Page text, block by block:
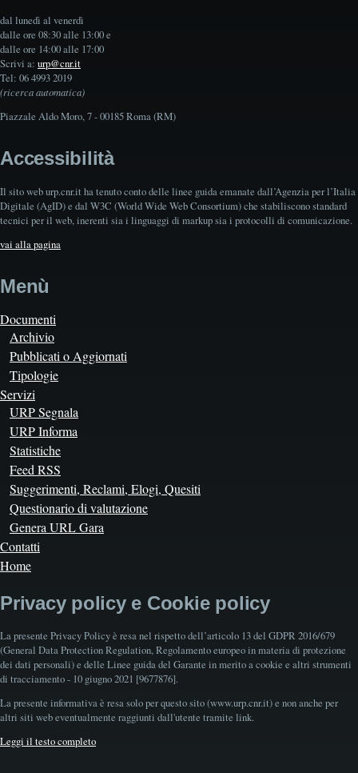
dal lunedì al venerdì
dalle ore 08:30 alle 13:00 e
dalle ore 14:00 alle 17:00
Scrivi a: urp@cnr.it
Tel: 06 4993 2019
(ricerca automatica)
Piazzale Aldo Moro, 7 - 00185 Roma (RM)
Accessibilità
Il sito web urp.cnr.it ha tenuto conto delle linee guida emanate dall’Agenzia per l’Italia
Digitale (AgID) e dal W3C (World Wide Web Consortium) che stabiliscono standard
tecnici per il web, inerenti sia i linguaggi di markup sia i protocolli di comunicazione.
vai alla pagina
Menù
Documenti
Archivio
Pubblicati o Aggiornati
Tipologie
Servizi
URP Segnala
URP Informa
Statistiche
Feed RSS
Suggerimenti, Reclami, Elogi, Quesiti
Questionario di valutazione
Genera URL Gara
Contatti
Home
Privacy policy e Cookie policy
La presente Privacy Policy è resa nel rispetto dell’articolo 13 del GDPR 2016/679
(General Data Protection Regulation, Regolamento europeo in materia di protezione
dei dati personali) e delle Linee guida del Garante in merito a cookie e altri strumenti
di tracciamento - 10 giugno 2021 [9677876].
La presente informativa è resa solo per questo sito (www.urp.cnr.it) e non anche per
altri siti web eventualmente raggiunti dall'utente tramite link.
Leggi il testo completo